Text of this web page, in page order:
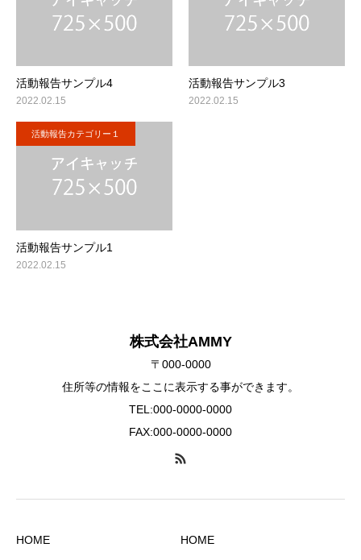
活動報告サンプル4
2022.02.15
活動報告サンプル3
2022.02.15
活動報告カテゴリー１
活動報告サンプル1
2022.02.15
株式会社AMMY
〒000-0000
住所等の情報をここに表示する事ができます。
TEL:000-0000-0000
FAX:000-0000-0000
HOME HOME